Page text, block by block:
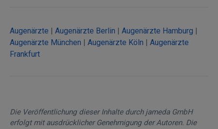
Augenärzte | Augenärzte Berlin | Augenärzte Hamburg |
Augenärzte München | Augenärzte Köln | Augenärzte
Frankfurt
Die Veröffentlichung dieser Inhalte durch jameda GmbH
erfolgt mit ausdrücklicher Genehmigung der Autoren. Die